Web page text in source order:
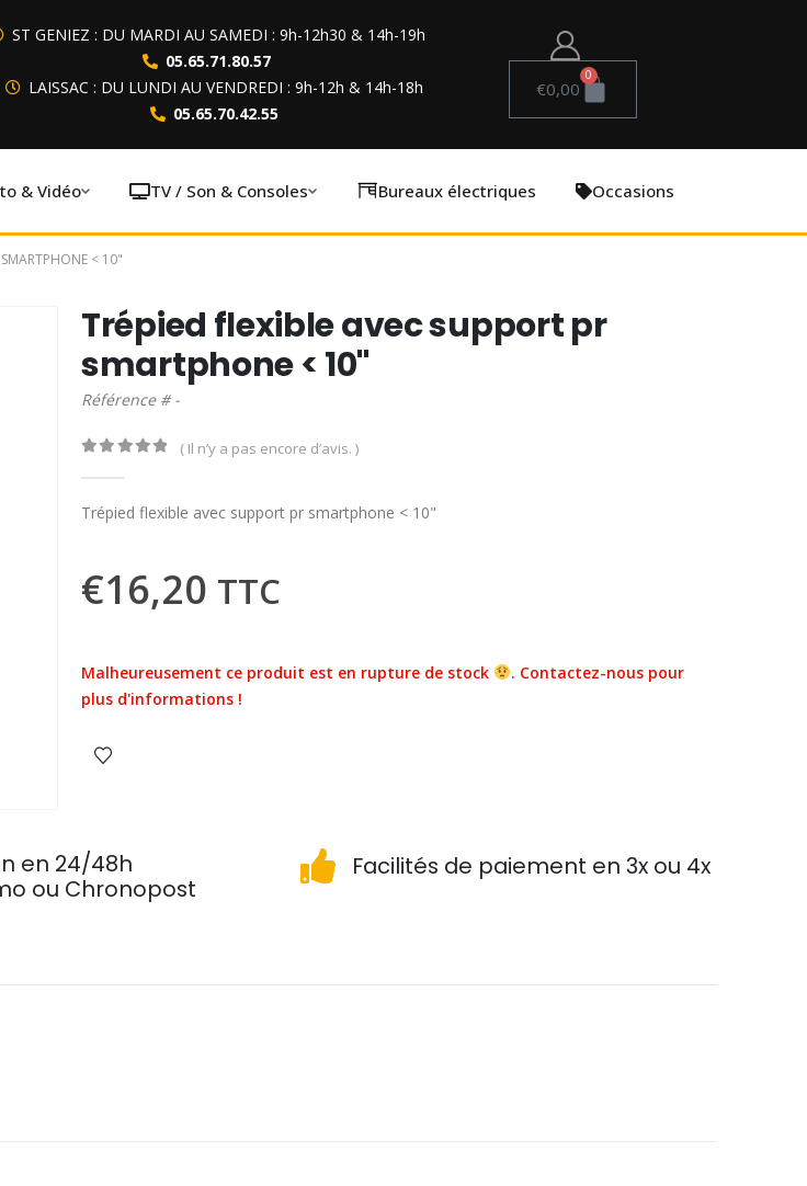
ST GENIEZ : DU MARDI AU SAMEDI : 9h-12h30 & 14h-19h
05.65.71.80.57
LAISSAC : DU LUNDI AU VENDREDI : 9h-12h & 14h-18h
05.65.70.42.55
€0,00
0
& Vidéo TV / Son & Consoles Bureaux électriques Occasions
SMARTPHONE < 10"
Trépied flexible avec support pr
smartphone < 10"
Référence # -
( Il n’y a pas encore d’avis. )
Trépied flexible avec support pr smartphone < 10"
€16,20 TTC
Malheureusement ce produit est en rupture de stock
. Contactez-nous pour
plus d'informations !
en 24/48h
ou Chronopost
Facilités de paiement en 3x ou 4x